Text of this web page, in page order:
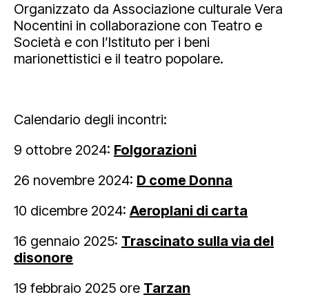
Organizzato da Associazione culturale Vera
Nocentini in collaborazione con Teatro e
Società e con l’Istituto per i beni
marionettistici e il teatro popolare.
Calendario degli incontri:
9 ottobre 2024: Folgorazioni
26 novembre 2024: D come Donna
10 dicembre 2024: Aeroplani di carta
16 gennaio 2025: Trascinato sulla via del
disonore
19 febbraio 2025 ore Tarzan